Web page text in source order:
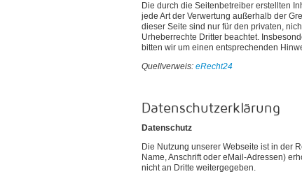
Die durch die Seitenbetreiber erstellten
jede Art der Verwertung außerhalb der
dieser Seite sind nur für den privaten,
Urheberrechte Dritter beachtet.
bitten wir um einen entsprechenden
Quellverweis: eRecht24
Datenschutzerklärung
Datenschutz
Die Nutzung unserer Webseite ist in der
Name, Anschrift oder eMail-Adressen)
nicht an Dritte weitergegeben.